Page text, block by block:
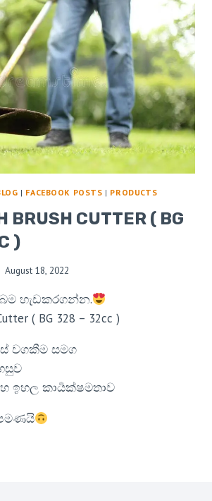
| FACEBOOK POSTS | PRODUCTS
BRUSH CUTTER ( BG
)
August 18, 2022
හැඩකරගන්න.
( BG 328 – 32cc )
වගකීම සමග
ඉහල කාර්‍යක්ෂමතාව
පමණයි